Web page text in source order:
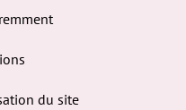
du site